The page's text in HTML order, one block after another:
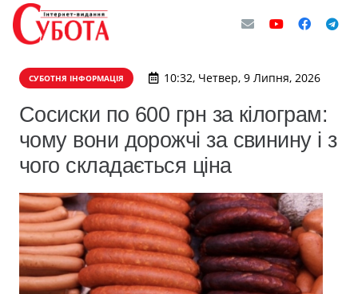
СУБОТНЯ ІНФОРМАЦІЯ 10:32, Четвер, 9 Липня, 2026
Сосиски по 600 грн за кілограм:
чому вони дорожчі за свинину і з
чого складається ціна